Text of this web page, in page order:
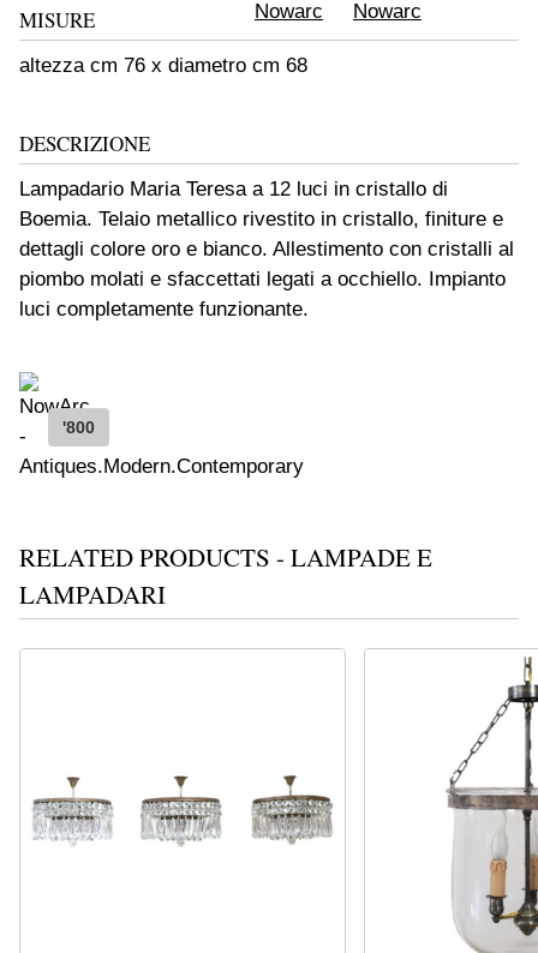
MISURE
altezza cm 76 x diametro cm 68
DESCRIZIONE
Lampadario Maria Teresa a 12 luci in cristallo di
Boemia. Telaio metallico rivestito in cristallo, finiture e
dettagli colore oro e bianco. Allestimento con cristalli al
piombo molati e sfaccettati legati a occhiello. Impianto
luci completamente funzionante.
'800
RELATED PRODUCTS - LAMPADE E
LAMPADARI